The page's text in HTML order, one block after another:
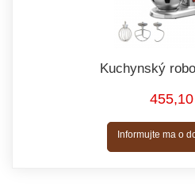
Kuchynský
Informujte ma o